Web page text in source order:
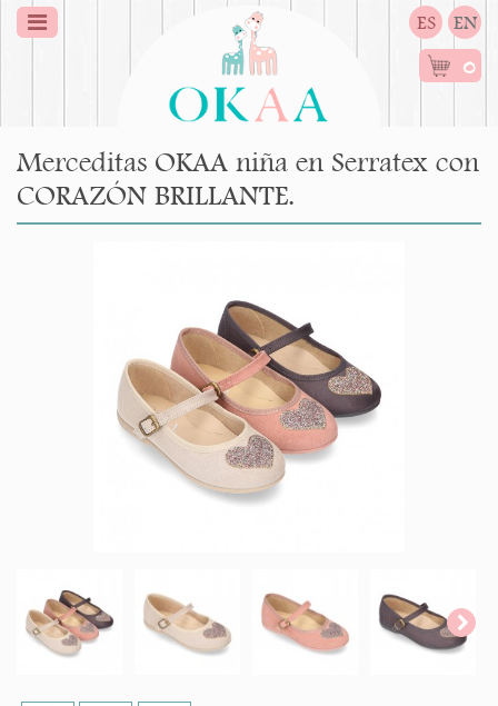
ES EN
0
Merceditas OKAA niña en Serratex con
CORAZÓN BRILLANTE.